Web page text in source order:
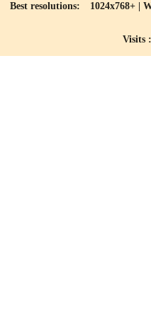
Best resolutions: 1024x768+ |
Visits